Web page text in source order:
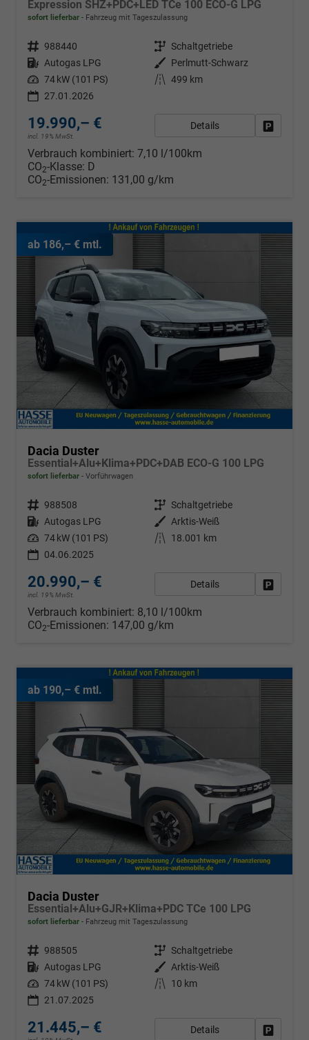
Expression SHZ+PDC+LED TCe 100 ECO-G LPG
sofort lieferbar Fahrzeug mit Tageszulassung
Fahrzeugnr. 988440 Getriebe Schaltgetriebe
Kraftstoff Autogas LPG Außenfarbe
Perlmutt-Schwarz
Leistung 74 kW (101 PS) Kilometerstand 499 km
27.01.2026
19.990,– €
incl. 19% MwSt.
Details
Verbrauch kombiniert: 7,10 l/100km
CO2-Klasse: D
CO2-Emissionen: 131,00 g/km
ab 186,– € mtl.
Dacia Duster
Essential+Alu+Klima+PDC+DAB ECO-G 100 LPG
sofort lieferbar Vorführwagen
Fahrzeugnr. 988508 Getriebe Schaltgetriebe
Kraftstoff Autogas LPG Außenfarbe
Arktis-Weiß
Leistung 74 kW (101 PS) Kilometerstand
18.001 km
04.06.2025
20.990,– €
incl. 19% MwSt.
Details
Verbrauch kombiniert: 8,10 l/100km
CO2-Emissionen: 147,00 g/km
ab 190,– € mtl.
Dacia Duster
Essential+Alu+GJR+Klima+PDC TCe 100 LPG
sofort lieferbar Fahrzeug mit Tageszulassung
Fahrzeugnr. 988505 Getriebe Schaltgetriebe
Kraftstoff Autogas LPG Außenfarbe
Arktis-Weiß
Leistung 74 kW (101 PS) Kilometerstand
10 km
21.07.2025
21.445,– € Details